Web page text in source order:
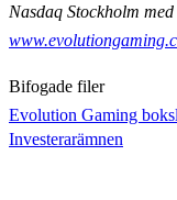
Nasdaq Stockholm
Bifogade filer
Evolution Gaming
Investerarämnen